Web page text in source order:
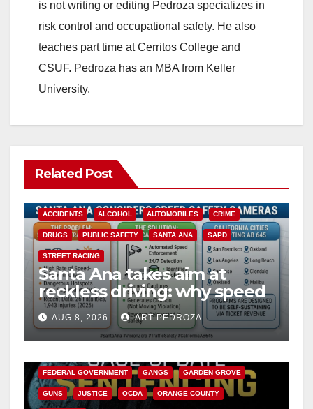
is not writing or editing Pedroza specializes in
risk control and occupational safety. He also
teaches part time at Cerritos College and
CSUF. Pedroza has an MBA from Keller
University.
Related Post
ACCIDENTS ALCOHOL AUTOMOBILES CRIME
DRUGS PUBLIC SAFETY SANTA ANA SAPD
STREET RACING
Santa Ana takes aim at
reckless driving: why speed
cameras are a win for public
safety
AUG 8, 2026 ART PEDROZA
ANAHEIM CALIFORNIA
FEDERAL GOVERNMENT GANGS GARDEN GROVE
GUNS JUSTICE OCDA ORANGE COUNTY